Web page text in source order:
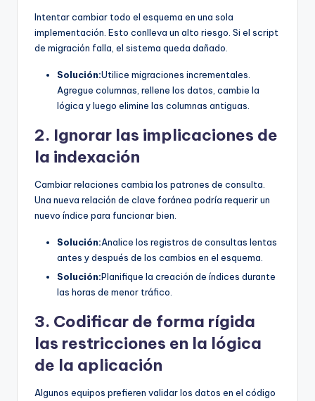
Intentar cambiar todo el esquema en una sola
implementación. Esto conlleva un alto riesgo. Si el script
de migración falla, el sistema queda dañado.
Solución:Utilice migraciones incrementales.
Agregue columnas, rellene los datos, cambie la
lógica y luego elimine las columnas antiguas.
2. Ignorar las implicaciones de
la indexación
Cambiar relaciones cambia los patrones de consulta.
Una nueva relación de clave foránea podría requerir un
nuevo índice para funcionar bien.
Solución:Analice los registros de consultas lentas
antes y después de los cambios en el esquema.
Solución:Planifique la creación de índices durante
las horas de menor tráfico.
3. Codificar de forma rígida
las restricciones en la lógica
de la aplicación
Algunos equipos prefieren validar los datos en el código